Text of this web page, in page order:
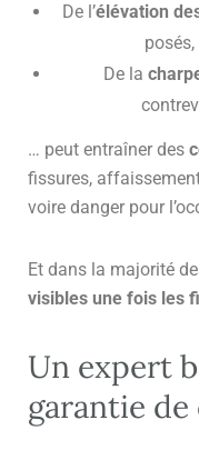
De l’élévation
De la
… peut entraîner des
fissures,
voire danger pour
Et dans la majorité
visibles une fois les
Un expert
garantie